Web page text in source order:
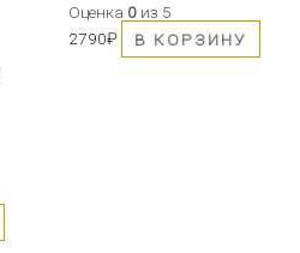
Оценка 0из 5
2790₽ В КОРЗИНУ